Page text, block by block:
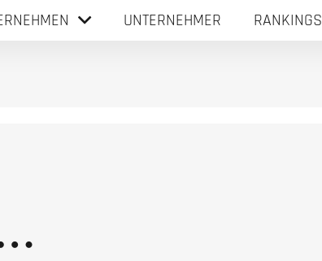
UNTERNEHMER RANKINGS